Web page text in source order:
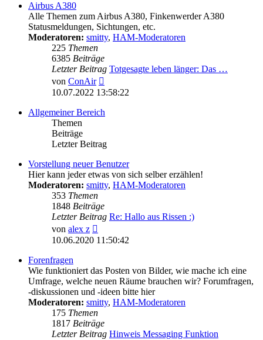
Airbus A380
Alle Themen zum Airbus A380, Finkenwerder A380
Statusmeldungen, Sichtungen, etc.
Moderatoren: smitty, HAM-Moderatoren
225 Themen
6385 Beiträge
Letzter Beitrag Totgesagte leben länger: Das …
von ConAir
Beitrag
10.07.2022 13:58:22
Allgemeiner Bereich
Themen
Beiträge
Letzter Beitrag
Vorstellung neuer Benutzer
Hier kann jeder etwas von sich selber erzählen!
Moderatoren: smitty, HAM-Moderatoren
353 Themen
1848 Beiträge
Letzter Beitrag Re: Hallo aus Rissen :)
von alex z
Beitrag
10.06.2020 11:50:42
Forenfragen
Wie funktioniert das Posten von Bilder, wie mache ich eine
Umfrage, welche neuen Räume brauchen wir? Forumfragen,
-diskussionen und -ideen bitte hier
Moderatoren: smitty, HAM-Moderatoren
175 Themen
1817 Beiträge
Letzter Beitrag Hinweis Messaging Funktion